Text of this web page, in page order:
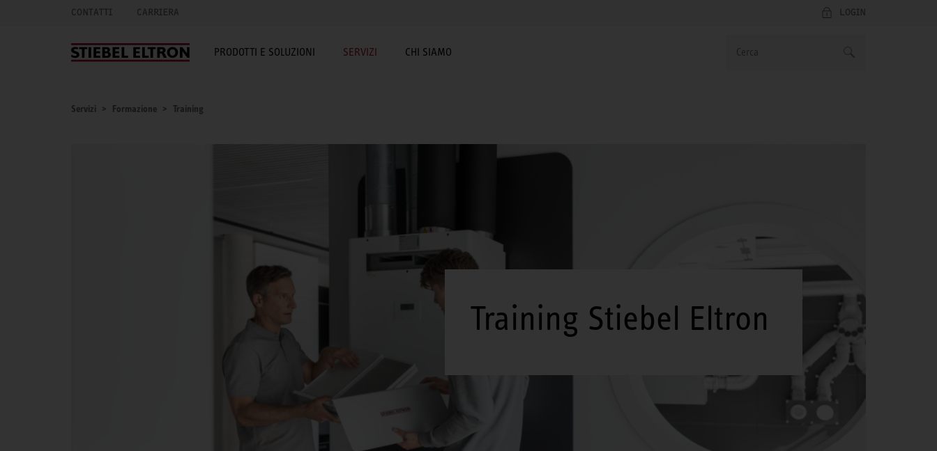
CONTATTI CARRIERA LOGIN
PRODOTTI E SOLUZIONI SERVIZI CHI SIAMO
Servizi Formazione Training
Training Stiebel Eltron